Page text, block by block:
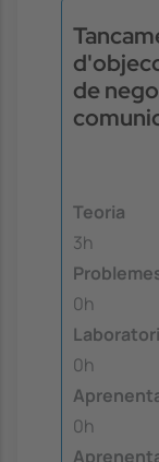
de
Teoria
3h
0h
Laboratori
0h
0h